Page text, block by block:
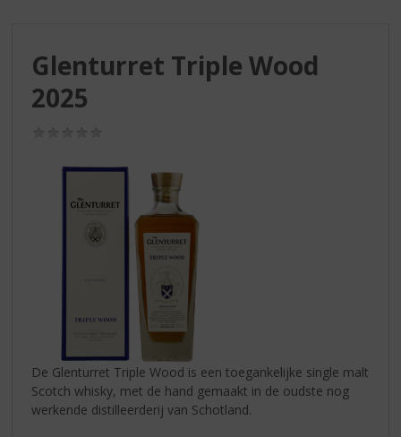
Glenturret Triple Wood
2025
De Glenturret Triple Wood is een toegankelijke single malt
Scotch whisky, met de hand gemaakt in de oudste nog
werkende distilleerderij van Schotland.